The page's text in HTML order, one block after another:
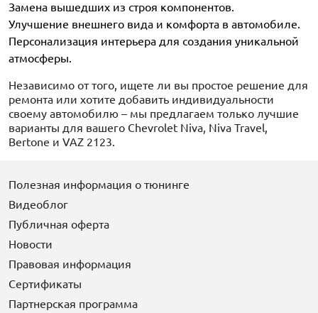
Замена вышедших из строя компонентов.
Улучшение внешнего вида и комфорта в автомобиле.
Персонализация интерьера для создания уникальной
атмосферы.
Независимо от того, ищете ли вы простое решение для
ремонта или хотите добавить индивидуальности
своему автомобилю – мы предлагаем только лучшие
варианты для вашего Chevrolet Niva, Niva Travel,
Bertone и VAZ 2123.
Полезная информация о тюнинге
Видеоблог
Публичная оферта
Новости
Правовая информация
Сертификаты
Партнерская программа